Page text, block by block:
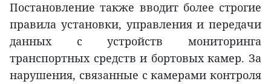
Постановление также вводит более строгие
правила установки, управления и передачи
данных с устройств мониторинга
транспортных средств и бортовых камер. За
нарушения, связанные с камерами контроля